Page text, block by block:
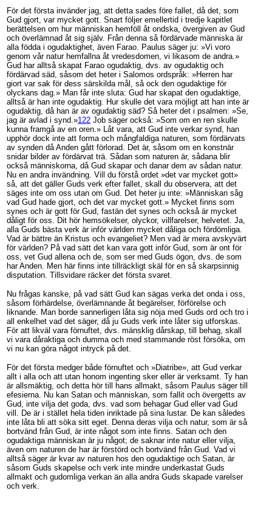
För det första invänder jag, att detta sades före fallet, då det, som
Gud gjort, var mycket gott. Snart följer emellertid i tredje kapitlet
berättelsen om hur människan hemföll åt ondska, övergiven av Gud
och överlämnad åt sig själv. Från denna så fördärvade människa är
alla födda i ogudaktighet, även Farao. Paulus säger ju: »Vi voro
genom vår natur hemfallna åt vredesdomen, vi likasom de andra.»
Gud har alltså skapat Farao ogudaktig, dvs. av ogudaktig och
fördärvad säd, såsom det heter i Salomos ordspråk: »Herren har
giort var sak för dess särskilda mål, så ock den ogudaktige för
olyckans dag.» Man får inte sluta: Gud har skapat den ogudaktige,
alltså är han inte ogudaktig. Hur skulle det vara möjligt att han inte är
ogudaktig, då han är av ogudaktig säd? Så heter det i psalmen: »Se,
jag är avlad i synd.»122 Job säger också: »Som om en ren skulle
kunna framgå av en oren.» Låt vara, att Gud inte verkar synd, han
upphör dock inte att forma och mångfaldiga naturen, som fördärvats
av synden då Anden gått förlorad. Det är, såsom om en konstnär
snidar bilder av fördärvat trä. Sådan som naturen är, sådana blir
också människorna, då Gud skapar och danar dem av sådan natur.
Nu en andra invändning. Vill du förstå ordet »det var mycket gott»
så, att det gäller Guds verk efter fallet, skall du observera, att det
säges inte om oss utan om Gud. Det heter ju inte: »Människan såg
vad Gud hade gjort, och det var mycket gott.» Mycket finns som
synes och är gott för Gud, fastän det synes och också är mycket
dåligt för oss. Dit hör hemsökelser, olyckor, villfarelser, helvetet. Ja,
alla Guds bästa verk är inför världen mycket dåliga och fördömliga.
Vad är bättre än Kristus och evangeliet? Men vad är mera avskyvärt
för världen? På vad sätt det kan vara gott inför Gud, som är ont för
oss, vet Gud allena och de, som ser med Guds ögon, dvs. de som
har Anden. Men här finns inte tillräckligt skäl för en så skarpsinnig
disputation. Tillsvidare räcker det första svaret.
Nu frågas kanske, på vad sätt Gud kan sägas verka det onda i oss,
såsom förhärdelse, överlämnande åt begärelser, förförelse och
liknande. Man borde sannerligen låta sig nöja med Guds ord och tro i
all enkelhet vad det säger, då ju Guds verk inte låter sig utforskas.
För att likväl vara förnuftet, dvs. mänsklig dårskap, till behag, skall
vi vara dåraktiga och dumma och med stammande röst försöka, om
vi nu kan göra något intryck på det.
För det första medger både förnuftet och »Diatribe», att Gud verkar
allt i alla och att utan honom ingenting sker eller är verksamt. Ty han
är allsmäktig, och detta hör till hans allmakt, såsom Paulus säger till
efesierna. Nu kan Satan och människan, som fallit och övergetts av
Gud, inte vilja det goda, dvs. vad som behagar Gud eller vad Gud
vill. De är i stället hela tiden inriktade på sina lustar. De kan således
inte låta bli att söka sitt eget. Denna deras vilja och natur, som är så
bortvänd från Gud, är inte något som inte finns. Satan och den
ogudaktiga människan är ju något; de saknar inte natur eller vilja,
även om naturen de har är förstörd och bortvänd från Gud. Vad vi
alltså säger är kvar av naturen hos den ogudaktige och Satan, är
såsom Guds skapelse och verk inte mindre underkastat Guds
allmakt och gudomliga verkan än alla andra Guds skapade varelser
och verk.